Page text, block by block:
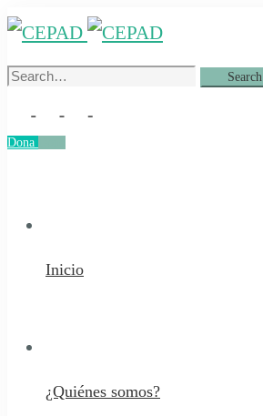
Search
Search
Dona
Inicio
¿Quiénes somos?